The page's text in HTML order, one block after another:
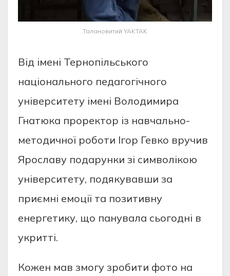
Талановитий YAKTAK
Від імені Тернопільського
національного педагогічного
університету імені Володимира
Гнатюка проректор із навчально-
методичної роботи Ігор Гевко вручив
Ярославу подарунки зі символікою
університету, подякувавши за
приємні емоції та позитивну
енергетику, що панувала сьогодні в
укритті.
Кожен мав змогу зробити фото на